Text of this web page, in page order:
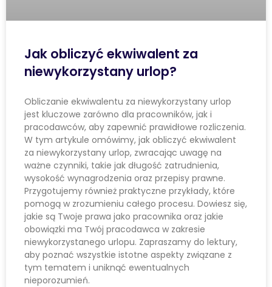
Jak obliczyć ekwiwalent za
niewykorzystany urlop?
Obliczanie ekwiwalentu za niewykorzystany urlop
jest kluczowe zarówno dla pracowników, jak i
pracodawców, aby zapewnić prawidłowe rozliczenia.
W tym artykule omówimy, jak obliczyć ekwiwalent
za niewykorzystany urlop, zwracając uwagę na
ważne czynniki, takie jak długość zatrudnienia,
wysokość wynagrodzenia oraz przepisy prawne.
Przygotujemy również praktyczne przykłady, które
pomogą w zrozumieniu całego procesu. Dowiesz się,
jakie są Twoje prawa jako pracownika oraz jakie
obowiązki ma Twój pracodawca w zakresie
niewykorzystanego urlopu. Zapraszamy do lektury,
aby poznać wszystkie istotne aspekty związane z
tym tematem i uniknąć ewentualnych
nieporozumień.